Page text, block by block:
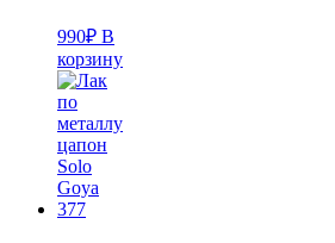
990₽ В
корзину